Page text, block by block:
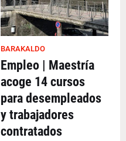
BARAKALDO
Empleo | Maestría
acoge 14 cursos
para desempleados
y trabajadores
contratados